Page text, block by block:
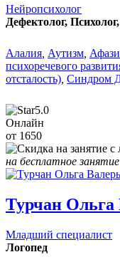
Нейропсихолог
Дефектолог,
Алалия Аутизм
психоречевого
отсталость) Синдром
5.0
Онлайн
от 1650
на бесплатное занятие
Турчан Ольга
Младший специалист
Логопед